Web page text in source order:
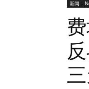
新闻 |